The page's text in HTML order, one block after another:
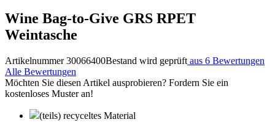
Wine Bag-to-Give GRS RPET
Weintasche
Artikelnummer 30066400Bestand wird geprüft aus 6 Bewertungen
Alle Bewertungen
Möchten Sie diesen Artikel ausprobieren? Fordern Sie ein
kostenloses Muster an!
(teils) recyceltes Material